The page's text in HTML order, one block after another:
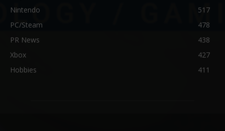
Nintendo
517
PC/Steam
478
PR News
438
Xbox
427
Hobbies
411